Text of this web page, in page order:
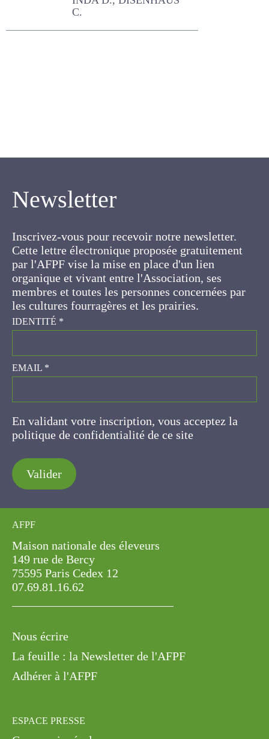
JACQUOT ANNE-LISE,
MAMET VINCENT, FLAMENT
Jocelyne, INDA D.,
Newsletter
Cette lettre électronique proposée
gratuitement par l'AFPF vise la mise en place
d'un lien organique et vivant entre l'Association,
ses membres et toutes les personnes
concernées par les cultures fourragères et les
prairies.
IDENTITÉ*
EMAIL*
En validant votre inscription, vous acceptez la
politique de confidentialité de ce site
Valider
AFPF
Maison nationale des éleveurs
149 rue de Bercy
75595 Paris Cedex 12
07.69.81.16.62
Nous écrire
La feuille : la Newsletter de l'AFPF
Adhérer à l'AFPF
ESPACE PRESSE